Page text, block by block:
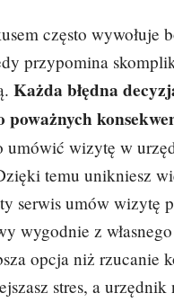
często wywołuje
przypomina
Każda błędna
poważnych
umówić wizytę w
temu unikniesz
serwis umów wizytę
wygodnie z
opcja niż rzucanie
stres, a urzędnik